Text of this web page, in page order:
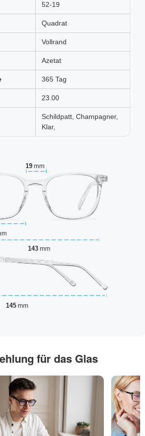
52-19
Quadrat
Vollrand
Azetat
365 Tag
23.00
Schildpatt, Champagner,
Klar,
19 mm
143 mm
145 mm
für das Glas